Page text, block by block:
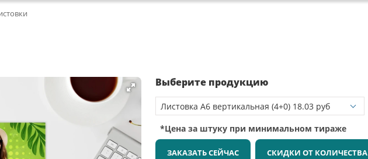
Выберите продукцию
*Цена за штуку при минимальном тираже
ЗАКАЗАТЬ СЕЙЧАС СКИДКИ ОТ КОЛИЧЕСТВА